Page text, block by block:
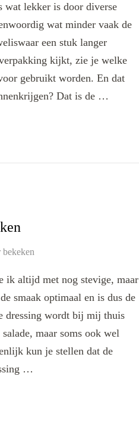
wat lekker is door diverse
wat minder vaak de
een stuk langer
kijkt, zie je welke
gebruikt worden. En dat
Dat is de …
bekeken
ik altijd met nog stevige, maar
smaak optimaal en is dus de
dressing wordt bij mij thuis
maar soms ook wel
kun je stellen dat de
…